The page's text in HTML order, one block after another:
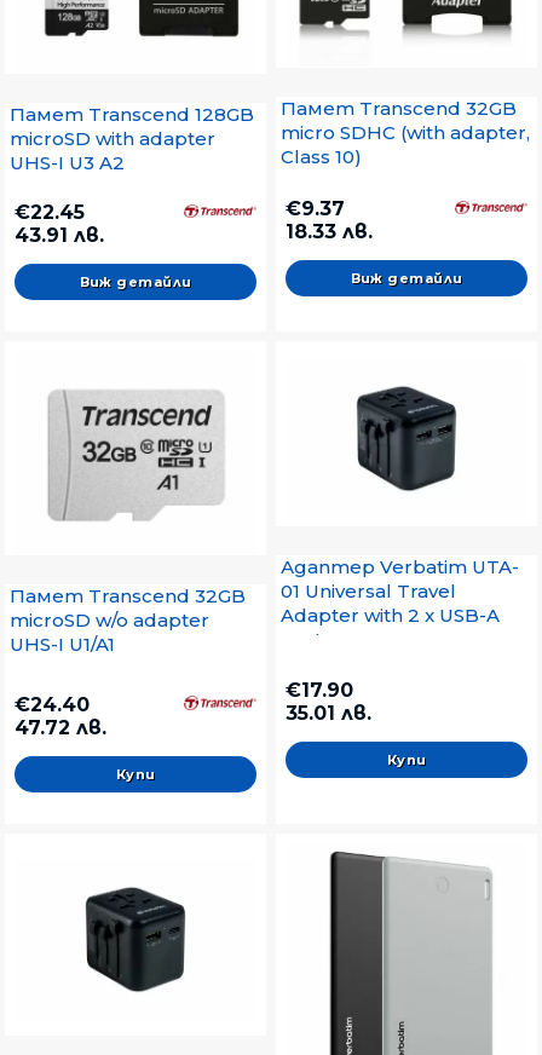
Памет Transcend 128GB
microSD with adapter
UHS-I U3 A2
€22.45
43.91 лв.
Виж детайли
Памет Transcend 32GB
micro SDHC (with adapter,
Class 10)
€9.37
18.33 лв.
Виж детайли
Памет Transcend 32GB
microSD w/o adapter
UHS-I U1/A1
€24.40
47.72 лв.
Адаптер Verbatim UTA-
01 Universal Travel
Adapter with 2 x USB-A
ports
€17.90
35.01 лв.